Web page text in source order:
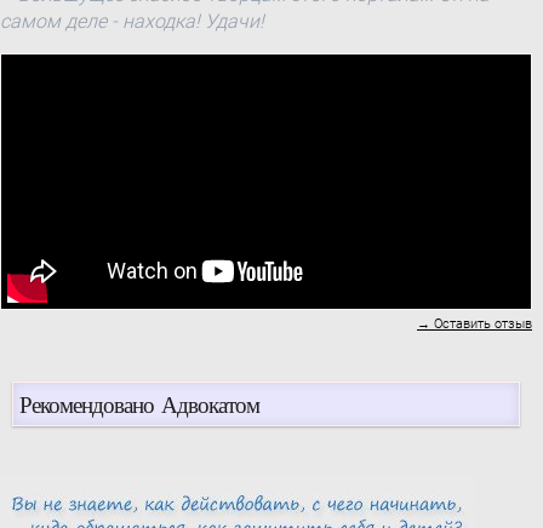
та лікування СНІДу,
самом деле - находка! Удачи!
→ Оставить отзыв
Рекомендовано Адвокатом